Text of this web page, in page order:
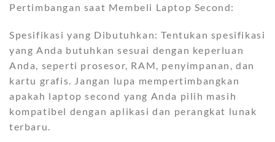
Pertimbangan saat Membeli Laptop Second:
Spesifikasi yang Dibutuhkan: Tentukan spesifikasi
yang Anda butuhkan sesuai dengan keperluan
Anda, seperti prosesor, RAM, penyimpanan, dan
kartu grafis. Jangan lupa mempertimbangkan
apakah laptop second yang Anda pilih masih
kompatibel dengan aplikasi dan perangkat lunak
terbaru.